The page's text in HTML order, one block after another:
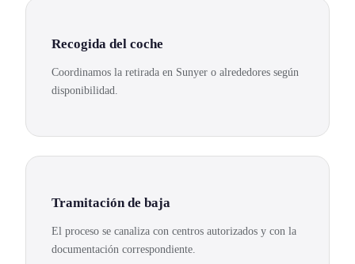
Recogida del coche
Coordinamos la retirada en Sunyer o alrededores según
disponibilidad.
Tramitación de baja
El proceso se canaliza con centros autorizados y con la
documentación correspondiente.